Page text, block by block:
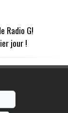
Radio G!
jour !